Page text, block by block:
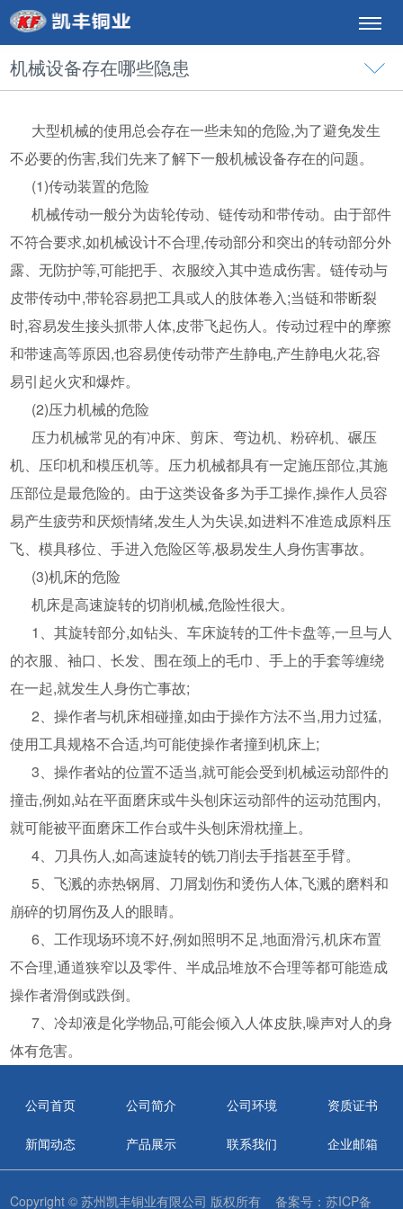
机械设备存在哪些隐患
大型机械的使用总会存在一些未知的危险,为了避免发生
不必要的伤害,我们先来了解下一般机械设备存在的问题。
(1)传动装置的危险
机械传动一般分为齿轮传动、链传动和带传动。由于部件
不符合要求,如机械设计不合理,传动部分和突出的转动部分外
露、无防护等,可能把手、衣服绞入其中造成伤害。链传动与
皮带传动中,带轮容易把工具或人的肢体卷入;当链和带断裂
时,容易发生接头抓带人体,皮带飞起伤人。传动过程中的摩擦
和带速高等原因,也容易使传动带产生静电,产生静电火花,容
易引起火灾和爆炸。
(2)压力机械的危险
压力机械常见的有冲床、剪床、弯边机、粉碎机、碾压
机、压印机和模压机等。压力机械都具有一定施压部位,其施
压部位是最危险的。由于这类设备多为手工操作,操作人员容
易产生疲劳和厌烦情绪,发生人为失误,如进料不准造成原料压
飞、模具移位、手进入危险区等,极易发生人身伤害事故。
(3)机床的危险
机床是高速旋转的切削机械,危险性很大。
1、其旋转部分,如钻头、车床旋转的工件卡盘等,一旦与人
的衣服、袖口、长发、围在颈上的毛巾、手上的手套等缠绕
在一起,就发生人身伤亡事故;
2、操作者与机床相碰撞,如由于操作方法不当,用力过猛,
使用工具规格不合适,均可能使操作者撞到机床上;
3、操作者站的位置不适当,就可能会受到机械运动部件的
撞击,例如,站在平面磨床或牛头刨床运动部件的运动范围内,
就可能被平面磨床工作台或牛头刨床滑枕撞上。
4、刀具伤人,如高速旋转的铣刀削去手指甚至手臂。
5、飞溅的赤热钢屑、刀屑划伤和烫伤人体,飞溅的磨料和
崩碎的切屑伤及人的眼睛。
6、工作现场环境不好,例如照明不足,地面滑污,机床布置
不合理,通道狭窄以及零件、半成品堆放不合理等都可能造成
操作者滑倒或跌倒。
7、冷却液是化学物品,可能会倾入人体皮肤,噪声对人的身
体有危害。
公司首页 公司简介 公司环境 资质证书
新闻动态 产品展示 联系我们 企业邮箱
Copyright © 苏州凯丰铜业有限公司 版权所有 备案号：苏ICP备